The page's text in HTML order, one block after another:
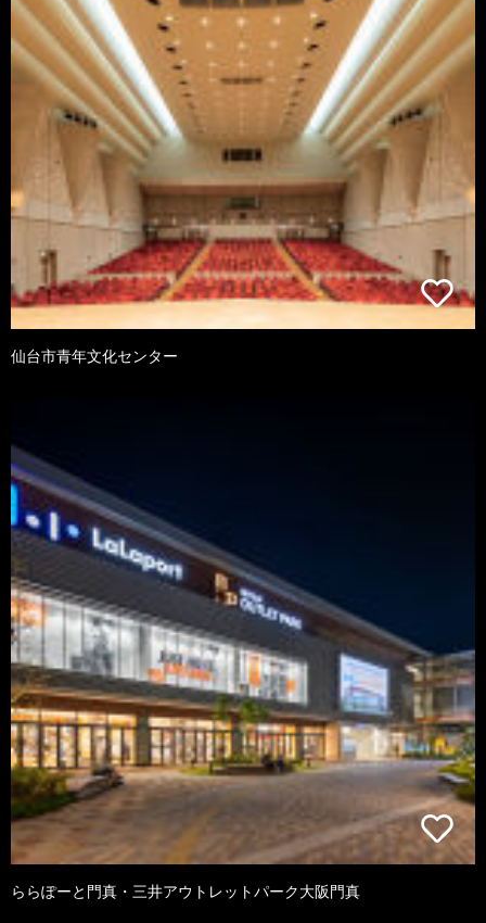
仙台市青年文化センター
ららぽーと門真・三井アウトレットパーク大阪門真